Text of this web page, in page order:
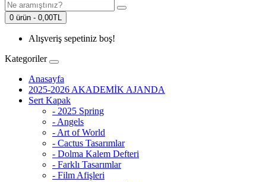
0 ürün - 0,00TL
Alışveriş sepetiniz boş!
Kategoriler
Anasayfa
2025-2026 AKADEMİK AJANDA
Sert Kapak
- 2025 Spring
- Angels
- Art of World
- Cactus Tasarımlar
- Dolma Kalem Defteri
- Farklı Tasarımlar
- Film Afişleri